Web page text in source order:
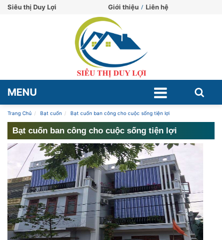
Siêu thị Duy Lợi Giới thiệu Liên hệ
MENU
Trang Chủ Bạt cuốn Bạt cuốn ban công cho cuộc sống tiện lợi
Bạt cuốn ban công cho cuộc sống tiện lợi